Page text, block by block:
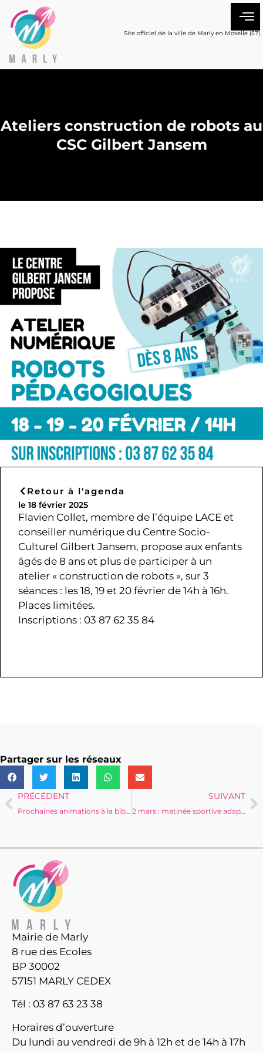
Site officiel de la ville de Marly en Moselle (57)
Ateliers construction de robots au
CSC Gilbert Jansem
Retour à l'agenda
le 18 février 2025
Flavien Collet, membre de l’équipe LACE et
conseiller numérique du Centre Socio-
Culturel Gilbert Jansem, propose aux enfants
âgés de 8 ans et plus de participer à un
atelier « construction de robots », sur 3
séances : les 18, 19 et 20 février de 14h à 16h.
Places limitées.
Inscriptions : 03 87 62 35 84
Partager sur les réseaux
PRÉCÉDENT
Prochaines animations à la bibliothèque municipale
SUIVANT
2 mars : matinée sportive adaptée avec l’AFCSM Judo
Mairie de Marly
8 rue des Ecoles
BP 30002
57151 MARLY CEDEX
Tél : 03 87 63 23 38
Horaires d’ouverture
Du lundi au vendredi de 9h à 12h et de 14h à 17h